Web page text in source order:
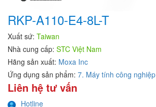
RKP-A110-E4-8L-T
Xuất sứ: Taiwan
Nhà cung cấp: STC Việt Nam
Hãng sản xuất: Moxa Inc
Ứng dụng sản phẩm: 7. Máy tính công nghiệp
Liên hệ tư vấn
Hotline